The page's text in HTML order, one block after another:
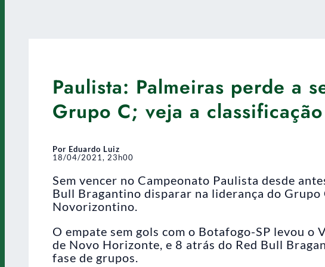
Paulista: Palmeiras perde a
Grupo C; veja a
Por Eduardo Luiz
18/04/2021, 23h00
Sem vencer no Campeonato Paulista desde
Bull Bragantino disparar na liderança do
Novorizontino.
O empate sem gols com o Botafogo-SP levou o
de Novo Horizonte, e 8 atrás do Red Bull
fase de grupos.